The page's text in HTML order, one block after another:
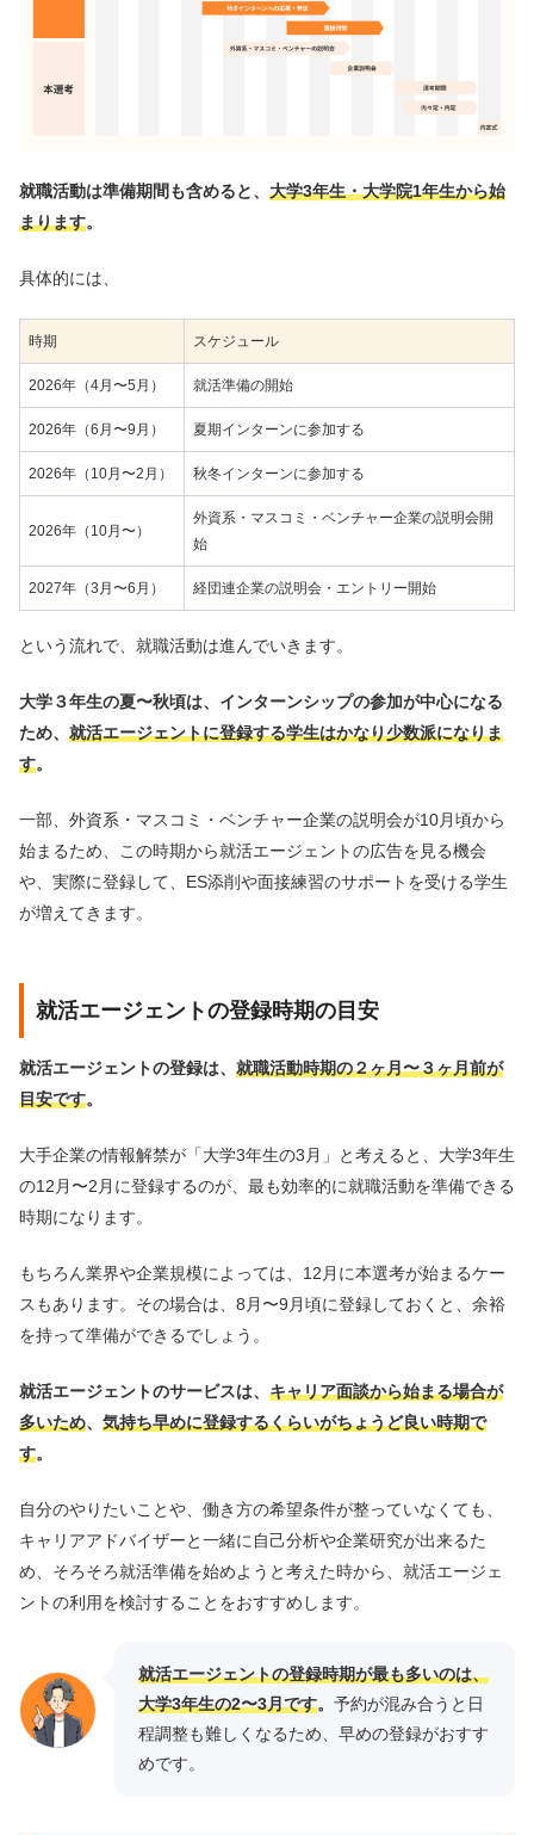
就職活動は準備期間も含めると、 大学3年生・大学院1年生から始
まります。
具体的には、
時期 スケジュール
2026年（4月〜5月） 就活準備の開始
2026年（6月〜9月） 夏期インターンに参加する
2026年（10月〜2月） 秋冬インターンに参加する
2026年（10月〜）
外資系・マスコミ・ベンチャー企業の説明会開
始
2027年（3月〜6月） 経団連企業の説明会・エントリー開始
という流れで、就職活動は進んでいきます。
大学３年生の夏〜秋頃は、インターンシップの参加が中心になる
ため、 就活エージェントに登録する学生はかなり少数派になりま
す。
一部、外資系・マスコミ・ベンチャー企業の説明会が10月頃から
始まるため、この時期から就活エージェントの広告を見る機会
や、実際に登録して、ES添削や面接練習のサポートを受ける学生
が増えてきます。
就活エージェントの登録時期の目安
就活エージェントの登録は、 就職活動時期の２ヶ月〜３ヶ月前が
目安です。
大手企業の情報解禁が「大学3年生の3月」と考えると、大学3年生
の12月〜2月に登録するのが、最も効率的に就職活動を準備できる
時期になります。
もちろん業界や企業規模によっては、12月に本選考が始まるケー
スもあります。その場合は、8月〜9月頃に登録しておくと、余裕
を持って準備ができるでしょう。
就活エージェントのサービスは、 キャリア面談から始まる場合が
多いため、 気持ち早めに登録するくらいがちょうど良い時期で
す。
自分のやりたいことや、働き方の希望条件が整っていなくても、
キャリアアドバイザーと一緒に自己分析や企業研究が出来るた
め、そろそろ就活準備を始めようと考えた時から、就活エージェ
ントの利用を検討することをおすすめします。
就活エージェントの登録時期が最も多いのは、
大学3年生の2〜3月です。 予約が混み合うと日
程調整も難しくなるため、早めの登録がおすす
めです。